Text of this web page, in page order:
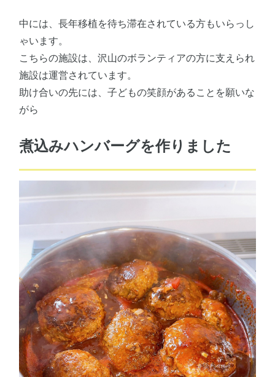
中には、長年移植を待ち滞在されている方もいらっし
ゃいます。
こちらの施設は、沢山のボランティアの方に支えられ
施設は運営されています。
助け合いの先には、子どもの笑顔があることを願いな
がら
煮込みハンバーグを作りました